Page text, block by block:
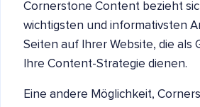
Cornerstone Content bezieht
wichtigsten und informativsten
Seiten auf Ihrer Website, die als
Ihre Content-Strategie dienen.
Eine andere Möglichkeit,